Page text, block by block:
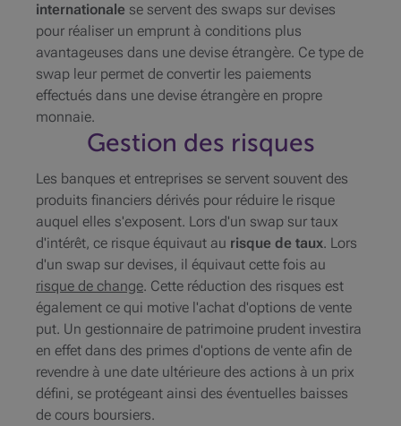
internationale se servent des swaps sur devises
pour réaliser un emprunt à conditions plus
avantageuses dans une devise étrangère. Ce type de
swap leur permet de convertir les paiements
effectués dans une devise étrangère en propre
monnaie.
Gestion des risques
Les banques et entreprises se servent souvent des
produits financiers dérivés pour réduire le risque
auquel elles s'exposent. Lors d'un swap sur taux
d'intérêt, ce risque équivaut au risque de taux. Lors
d'un swap sur devises, il équivaut cette fois au
risque de change. Cette réduction des risques est
également ce qui motive l'achat d'options de vente
put. Un gestionnaire de patrimoine prudent investira
en effet dans des primes d'options de vente afin de
revendre à une date ultérieure des actions à un prix
défini, se protégeant ainsi des éventuelles baisses
de cours boursiers.